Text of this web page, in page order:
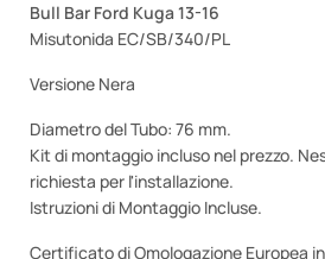
Bull Bar Ford Kuga 13-16
Misutonida EC/SB/340/PL
Versione Nera
Diametro del Tubo: 76 mm.
Kit di montaggio incluso nel prezzo.
richiesta per l'installazione.
Istruzioni di Montaggio Incluse.
Certificato di Omologazione Europea